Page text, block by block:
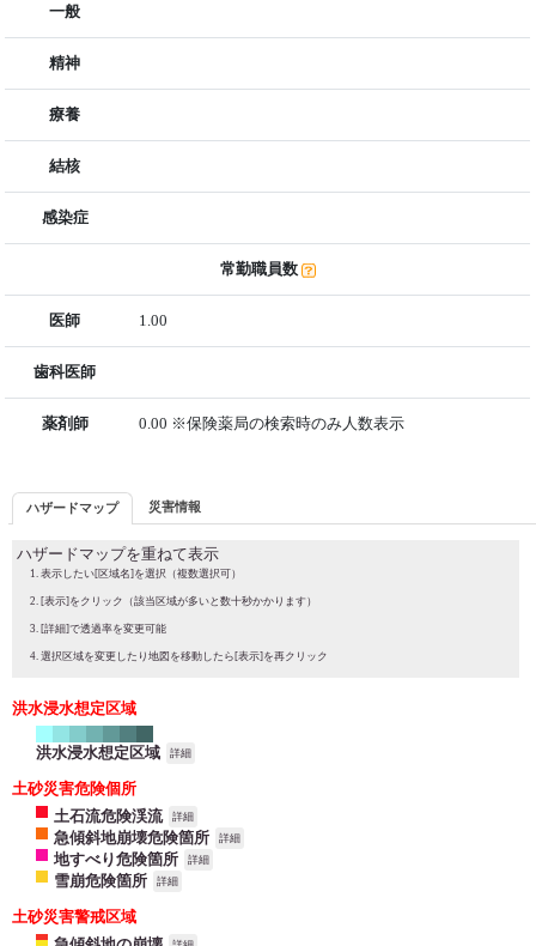
一般
精神
療養
結核
感染症
常勤職員数
医師 1.00
歯科医師
薬剤師 0.00 ※保険薬局の検索時のみ人数表示
ハザードマップ 災害情報
ハザードマップを重ねて表示
表示したい[区域名]を選択（複数選択可）
[表示]をクリック（該当区域が多いと数十秒かかります）
[詳細]で透過率を変更可能
選択区域を変更したり地図を移動したら[表示]を再クリック
洪水浸水想定区域
洪水浸水想定区域 詳細
土砂災害危険個所
土石流危険渓流
詳細
急傾斜地崩壊危険箇所 詳細
地すべり危険箇所 詳細
雪崩危険箇所 詳細
土砂災害警戒区域